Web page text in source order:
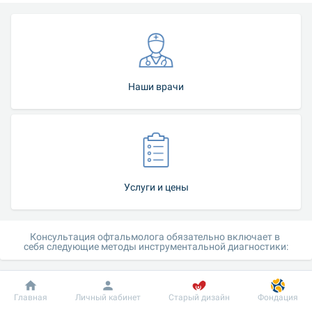
Наши врачи
Услуги и цены
Консультация офтальмолога обязательно включает в
себя следующие методы инструментальной диагностики:
пневмотонометрия
Добробут Информация Пациенту
Главная Личный кабинет Старый дизайн Фондация